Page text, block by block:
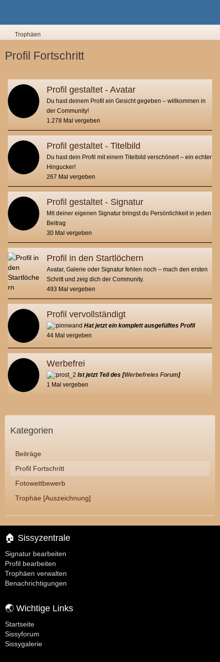
Trophäen
Profil Fortschritt
Profil gestaltet - Avatar
Du hast deinem Profil ein Gesicht gegeben – willkommen in
der Community!
1.278 Mal vergeben
Profil gestaltet - Titelbild
Du hast dein Profil mit einem Titelbild verschönert – ein echter
Hingucker!
267 Mal vergeben
Profil gestaltet - Signatur
Mit deiner eigenen Signatur bringst du Persönlichkeit in jeden
Beitrag
30 Mal vergeben
Profil in den Startlöchern
Avatar, Galerie oder Signatur fehlen noch – mach den ersten
Schritt und zeig dich der Community.
493 Mal vergeben
Profil vervollständigt
Hat jetzt ein komplett ausgefülltes Profil
44 Mal vergeben
Werbefrei
Ist jetzt Teil des [Werbefreies Forum]
1 Mal vergeben
Kategorien
Beiträge
Profil Fortschritt
Fotowettbewerb
Trophäe [Auszeichnung]
🏠 Sissyzentrale
Signatur bearbeiten
Profil bearbeiten
Trophäen verwalten
Benachrichtigungen
🌏 Wichtige Links
Startseite
Sissyforum
Sissygalerie